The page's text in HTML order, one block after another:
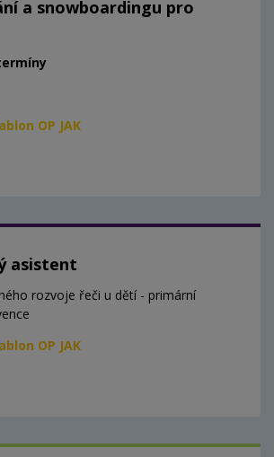
a snowboardingu pro
OP JAK
asistent
rozvoje řeči u dětí - primární
OP JAK